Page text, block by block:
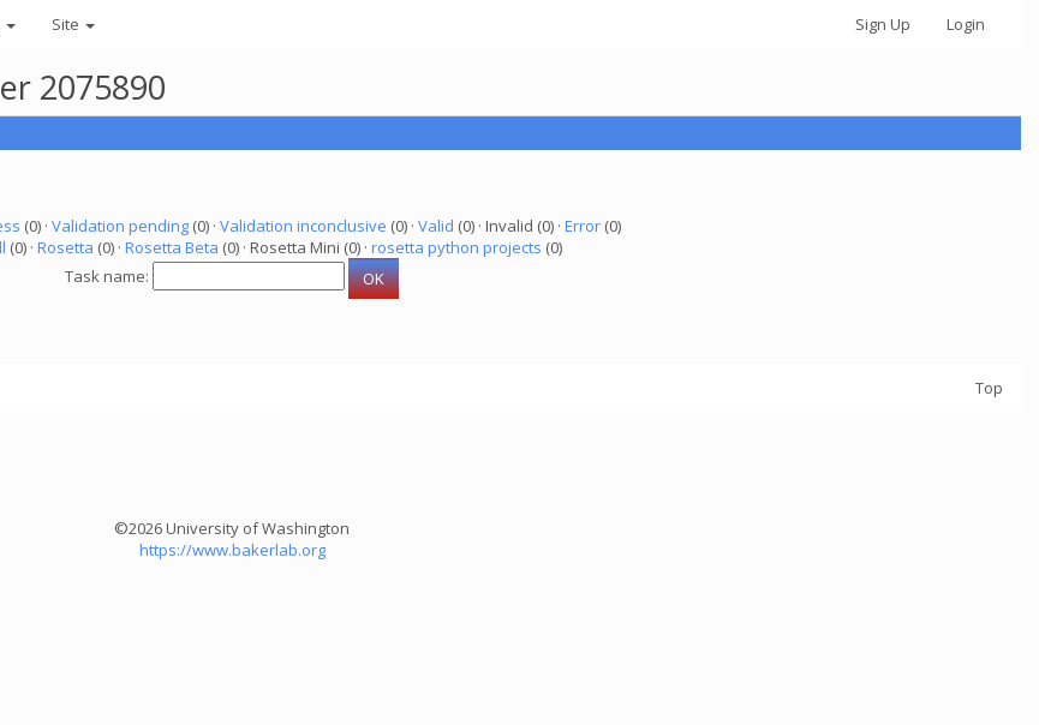
Site Sign Up Login
2075890
(0) · Validation pending(0) · Validation inconclusive (0) · Valid (0) · Invalid (0) · Error(0)
(0) · Rosetta (0) · Rosetta Beta (0) · Rosetta Mini (0) · rosetta python projects (0)
Task name:
Top
©2026 University of Washington
https://www.bakerlab.org